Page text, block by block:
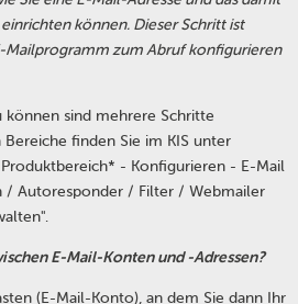
können. Dieser Schritt ist
Mailprogramm zum Abruf konfigurieren
können sind mehrere Schritte
finden Sie im KIS unter
- Konfigurieren - E-Mail
/ Autoresponder / Filter / Webmailer
E-Mail-Konten und -Adressen?
(E-Mail-Konto), an dem Sie dann Ihr